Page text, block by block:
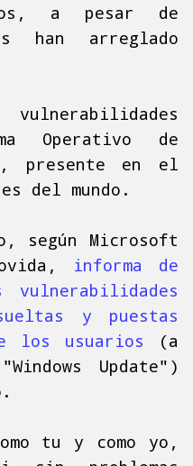
a pesar de
han arreglado
Operativo de
presente en el
del mundo.
según Microsoft
informa de
y puestas
los usuarios (a
Update")
tu y como yo,